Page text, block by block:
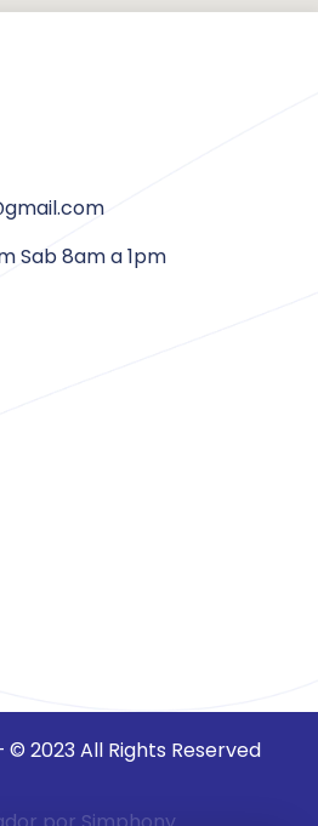
Sab 8am a 1pm
© 2023 All Rights Reserved